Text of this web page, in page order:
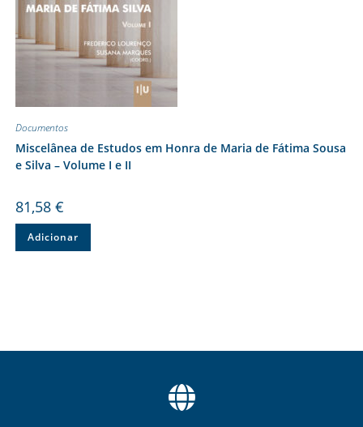
Documentos
Miscelânea de Estudos em Honra de Maria de Fátima Sousa
e Silva – Volume I e II
81,58 €
Adicionar